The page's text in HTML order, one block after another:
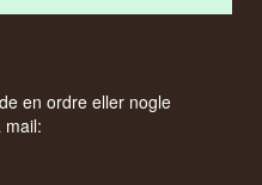
en ordre eller nogle
mail: